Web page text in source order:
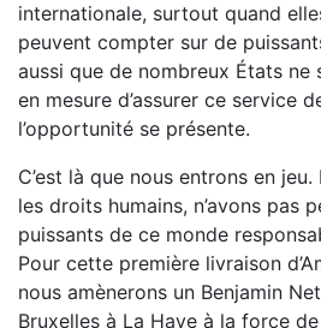
internationale, surtout quand
peuvent compter sur de
aussi que de nombreux États ne
en mesure d’assurer ce service
l’opportunité se présente.
C’est là que nous entrons en
les droits humains, n’avons pas
puissants de ce monde
Pour cette première livraison
nous amènerons un Benjamin
Bruxelles à La Haye à la force